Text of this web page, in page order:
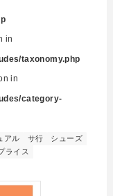
in
taxonomy.php
in
category-
アル サ行
シューズ
ライス